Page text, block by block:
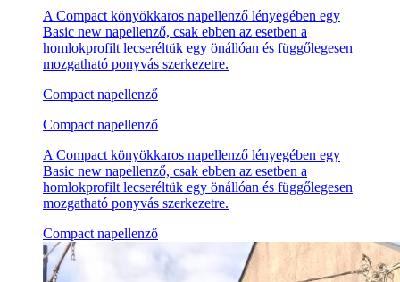
A Compact könyökkaros napellenző lényegében egy
Basic new napellenző, csak ebben az esetben a
homlokprofilt lecseréltük egy önállóan és függőlegesen
mozgatható ponyvás szerkezetre.
Compact napellenző
Compact napellenző
A Compact könyökkaros napellenző lényegében egy
Basic new napellenző, csak ebben az esetben a
homlokprofilt lecseréltük egy önállóan és függőlegesen
mozgatható ponyvás szerkezetre.
Compact napellenző